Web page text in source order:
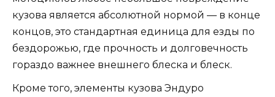
кузова является абсолютной нормой — в конце
концов, это стандартная единица для езды по
бездорожью, где прочность и долговечность
гораздо важнее внешнего блеска и блеск.
Кроме того, элементы кузова Эндуро